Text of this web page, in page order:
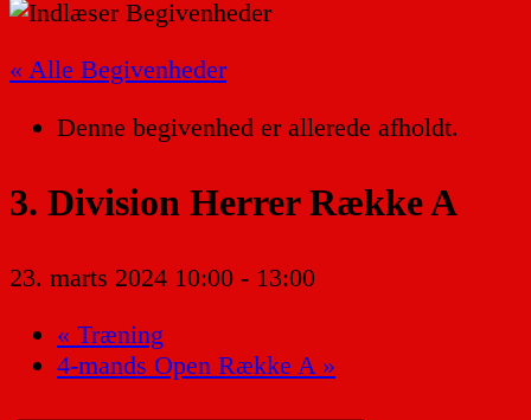
« Alle Begivenheder
Denne begivenhed er allerede afholdt.
3. Division Herrer Række A
23. marts 2024 10:00 - 13:00
« Træning
4-mands Open Række A »